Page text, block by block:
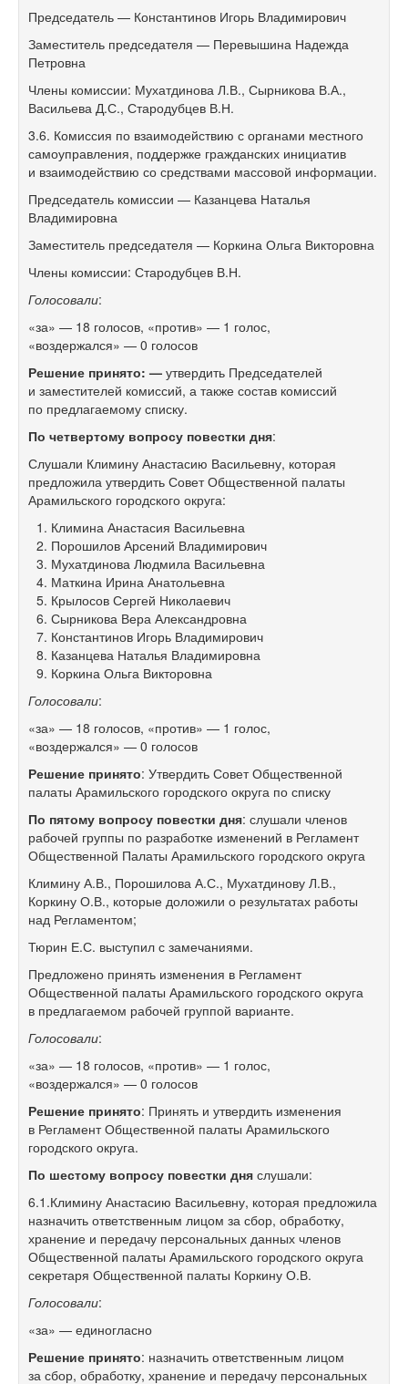
Председатель — Константинов Игорь Владимирович
Заместитель председателя — Перевышина Надежда
Петровна
Члены комиссии: Мухатдинова Л.В., Сырникова В.А.,
Васильева Д.С., Стародубцев В.Н.
3.6. Комиссия по взаимодействию с органами местного
самоуправления, поддержке гражданских инициатив
и взаимодействию со средствами массовой информации.
Председатель комиссии — Казанцева Наталья
Владимировна
Заместитель председателя — Коркина Ольга Викторовна
Члены комиссии: Стародубцев В.Н.
Голосовали:
«за» — 18 голосов, «против» — 1 голос,
«воздержался» — 0 голосов
Решение принято: — утвердить Председателей
и заместителей комиссий, а также состав комиссий
по предлагаемому списку.
По четвертому вопросу повестки дня:
Слушали Климину Анастасию Васильевну, которая
предложила утвердить Совет Общественной палаты
Арамильского городского округа:
Климина Анастасия Васильевна
Порошилов Арсений Владимирович
Мухатдинова Людмила Васильевна
Маткина Ирина Анатольевна
Крылосов Сергей Николаевич
Сырникова Вера Александровна
Константинов Игорь Владимирович
Казанцева Наталья Владимировна
Коркина Ольга Викторовна
Голосовали:
«за» — 18 голосов, «против» — 1 голос,
«воздержался» — 0 голосов
Решение принято: Утвердить Совет Общественной
палаты Арамильского городского округа по списку
По пятому вопросу повестки дня: слушали членов
рабочей группы по разработке изменений в Регламент
Общественной Палаты Арамильского городского округа
Климину А.В., Порошилова А.С., Мухатдинову Л.В.,
Коркину О.В., которые доложили о результатах работы
над Регламентом;
Тюрин Е.С. выступил с замечаниями.
Предложено принять изменения в Регламент
Общественной палаты Арамильского городского округа
в предлагаемом рабочей группой варианте.
Голосовали:
«за» — 18 голосов, «против» — 1 голос,
«воздержался» — 0 голосов
Решение принято: Принять и утвердить изменения
в Регламент Общественной палаты Арамильского
городского округа.
По шестому вопросу повестки дня слушали:
6.1.Климину Анастасию Васильевну, которая предложила
назначить ответственным лицом за сбор, обработку,
хранение и передачу персональных данных членов
Общественной палаты Арамильского городского округа
секретаря Общественной палаты Коркину О.В.
Голосовали:
«за» — единогласно
Решение принято: назначить ответственным лицом
за сбор, обработку, хранение и передачу персональных